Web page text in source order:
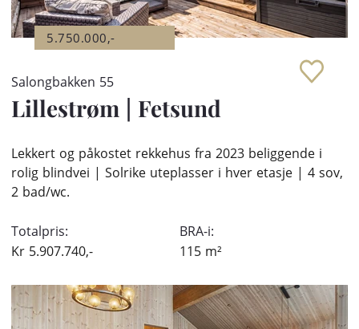
5.750.000,-
Salongbakken 55
Lillestrøm | Fetsund
Lekkert og påkostet rekkehus fra 2023 beliggende i
rolig blindvei | Solrike uteplasser i hver etasje | 4 sov,
2 bad/wc.
Totalpris:
Kr 5.907.740,-
BRA-i:
115 m²